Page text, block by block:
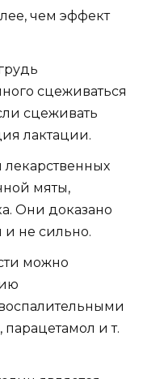
чем эффект
сцеживаться
сцеживать
лактации.
мяты,
Они доказано
и не сильно.
можно
и т.